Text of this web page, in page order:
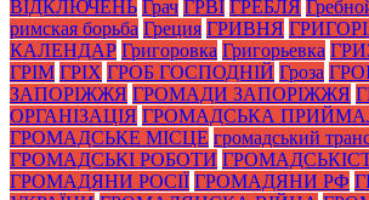
ВІДКЛЮЧЕНЬ Грач ГРВІ ГРЕБЛЯ
римская борьба Греция ГРИВНЯ
КАЛЕНДАР Григоровка Григорьевка
ГРІМ ГРІХ ГРОБ ГОСПОДНІЙ Гроза
ЗАПОРІЖЖЯ ГРОМАДИ ЗАПОРІЖЖЯ
ОРГАНІЗАЦІЯ ГРОМАДСЬКА
ГРОМАДСЬКЕ МІСЦЕ громадський
ГРОМАДСЬКІ РОБОТИ
ГРОМАДЯНИ РОСІЇ ГРОМАДЯНИ РФ